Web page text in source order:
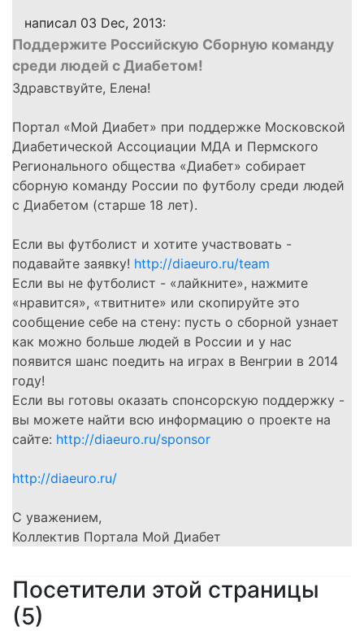
написал 03 Dec, 2013:
Поддержите Российскую Сборную команду
среди людей с Диабетом!
Здравствуйте, Елена!
Портал «Мой Диабет» при поддержке Московской
Диабетической Ассоциации МДА и Пермского
Регионального общества «Диабет» собирает
сборную команду России по футболу среди людей
с Диабетом (старше 18 лет).
Если вы футболист и хотите участвовать -
подавайте заявку! http://diaeuro.ru/team
Если вы не футболист - «лайкните», нажмите
«нравится», «твитните» или скопируйте это
сообщение себе на стену: пусть о сборной узнает
как можно больше людей в России и у нас
появится шанс поедить на играх в Венгрии в 2014
году!
Если вы готовы оказать спонсорскую поддержку -
вы можете найти всю информацию о проекте на
сайте: http://diaeuro.ru/sponsor
http://diaeuro.ru/
С уважением,
Коллектив Портала Мой Диабет
Посетители этой страницы
(5)